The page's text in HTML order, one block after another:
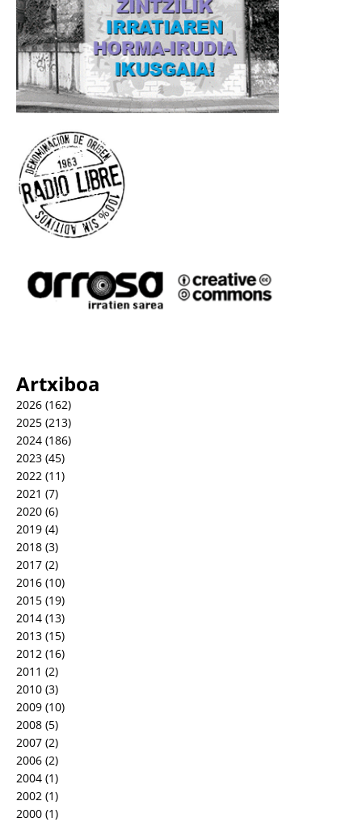
Artxiboa
2026 (162)
2025 (213)
2024 (186)
2023 (45)
2022 (11)
2021 (7)
2020 (6)
2019 (4)
2018 (3)
2017 (2)
2016 (10)
2015 (19)
2014 (13)
2013 (15)
2012 (16)
2011 (2)
2010 (3)
2009 (10)
2008 (5)
2007 (2)
2006 (2)
2004 (1)
2002 (1)
2000 (1)